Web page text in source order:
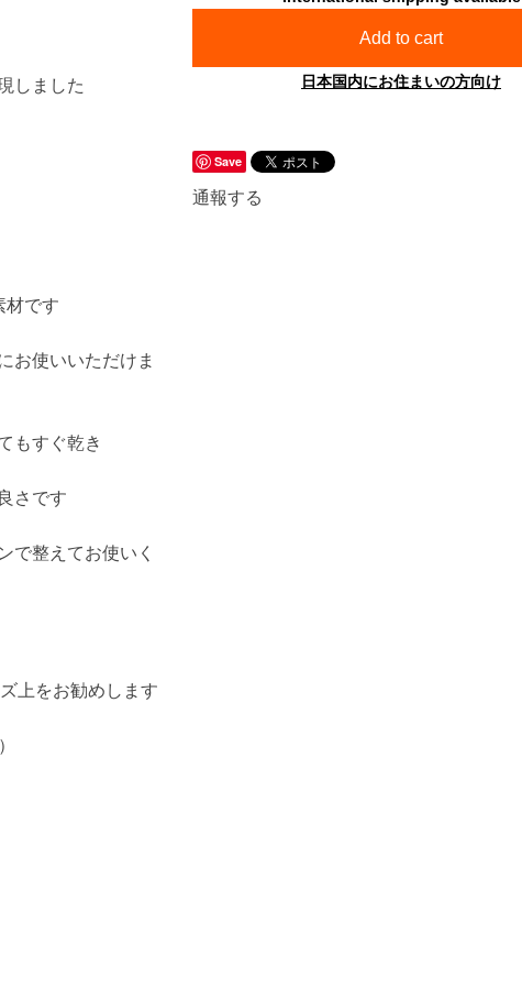
しました
材です
お使いいただけま
もすぐ乾き
さです
で整えてお使いく
上をお勧めします
Add to cart
日本国内にお住まいの方向け
Save
通報する